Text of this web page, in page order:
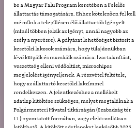
be a Magyar Falu Program keretében a Felelős
állattartás támogatására. Ehhez kötelezően fel kell
mérnünk a településen élő állattartók igényeit
(minél többen jelzik az igényt, annál nagyobb az
esély a nyerésre). A pályázat lehetőséget biztosít a
kesztölci lakosok számára, hogy tulajdonukban
lévő kutyáik és macskáik számára: ivartalanítást,
veszettség elleni védőoltást, microchipes
megjelölést igényeljenek. A részvétel feltétele,
hogy az állattartó kesztölci lakcímmel
rendelkezzen. A jelentkezéshez a mellékelt
adatlap kitöltése szükséges, melyet megtalálnak a
Polgármesteri Hivatal titkárságán (Szabadság tér
11.) nyomtatott formában, vagy elektronikusan